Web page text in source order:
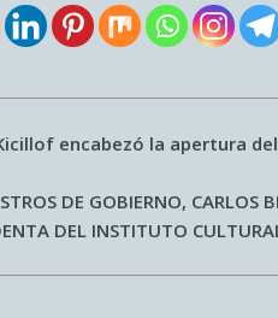
encabezó la apertura
DE GOBIERNO, CARLOS
DEL INSTITUTO